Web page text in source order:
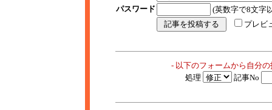
パスワード
(英数字で8文字
プレビ
- 以下のフォームから自分
処理
記事No